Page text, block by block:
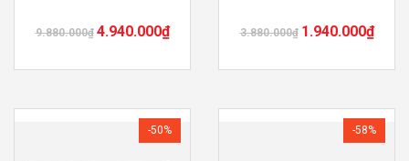
9.880.000₫ 4.940.000₫ 3.880.000₫ 1.940.000₫
-50% -58%